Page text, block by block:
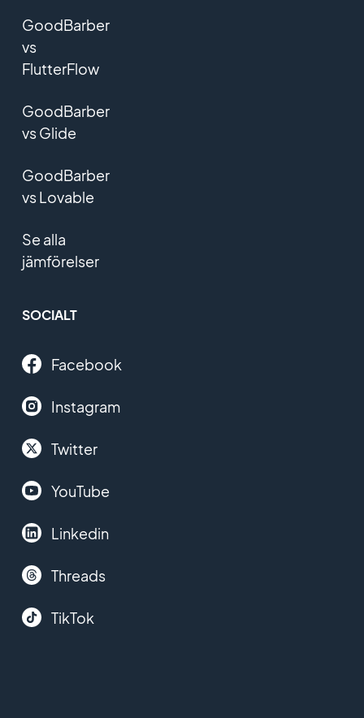
GoodBarber
vs
FlutterFlow
GoodBarber
vs Glide
GoodBarber
vs Lovable
Se alla
jämförelser
SOCIALT
Facebook
Instagram
Twitter
YouTube
Linkedin
Threads
TikTok